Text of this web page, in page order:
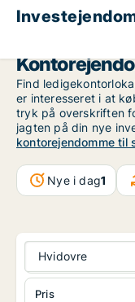
Find
er interesseret i at
tryk på overskriften
jagten på din nye
kontorejendomme til
Nye i dag1
Hvidovre
Pris